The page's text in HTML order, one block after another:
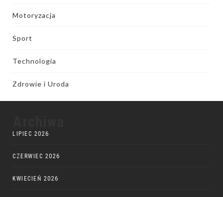
Motoryzacja
Sport
Technologia
Zdrowie i Uroda
LIPIEC 2026
CZERWIEC 2026
KWIECIEŃ 2026